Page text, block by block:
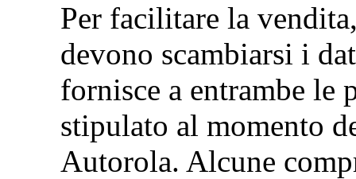
Per facilitare la
devono scambiarsi i
fornisce a entrambe le
stipulato al momento
Autorola. Alcune